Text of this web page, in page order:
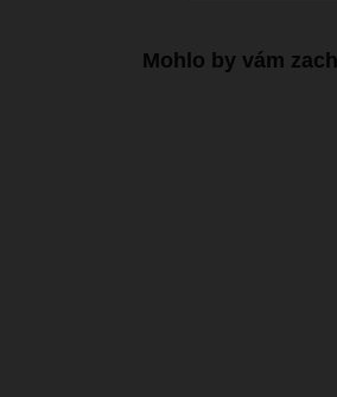
Mohlo by vám